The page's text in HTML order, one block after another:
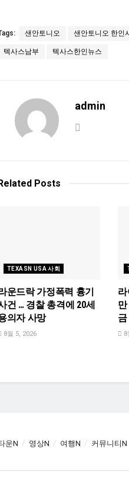
샌안토니오 샌안토니오 한인
텍사스남부 텍사스한인뉴스
admin
Posts
TEXASN USA 사회
운드락 가정폭력 흉기
건 … 경찰 총격에 20세
의자 사망
8월 5, 2026
금
8
운N 영상N 여행N 커뮤니티N